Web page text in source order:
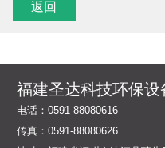
返回
福建圣达科技环保设
电话：0591-88080616
传真：0591-88080626